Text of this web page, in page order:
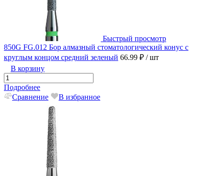
Быстрый просмотр
850G FG.012 Бор алмазный стоматологический конус с
круглым концом средний зеленый 66.99 ₽ / шт
В корзину
Подробнее
Сравнение
В избранное